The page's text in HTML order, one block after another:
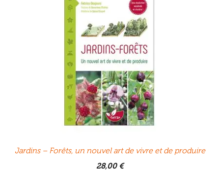
Jardins – Forêts, un nouvel art de vivre et de produire
28,00 €